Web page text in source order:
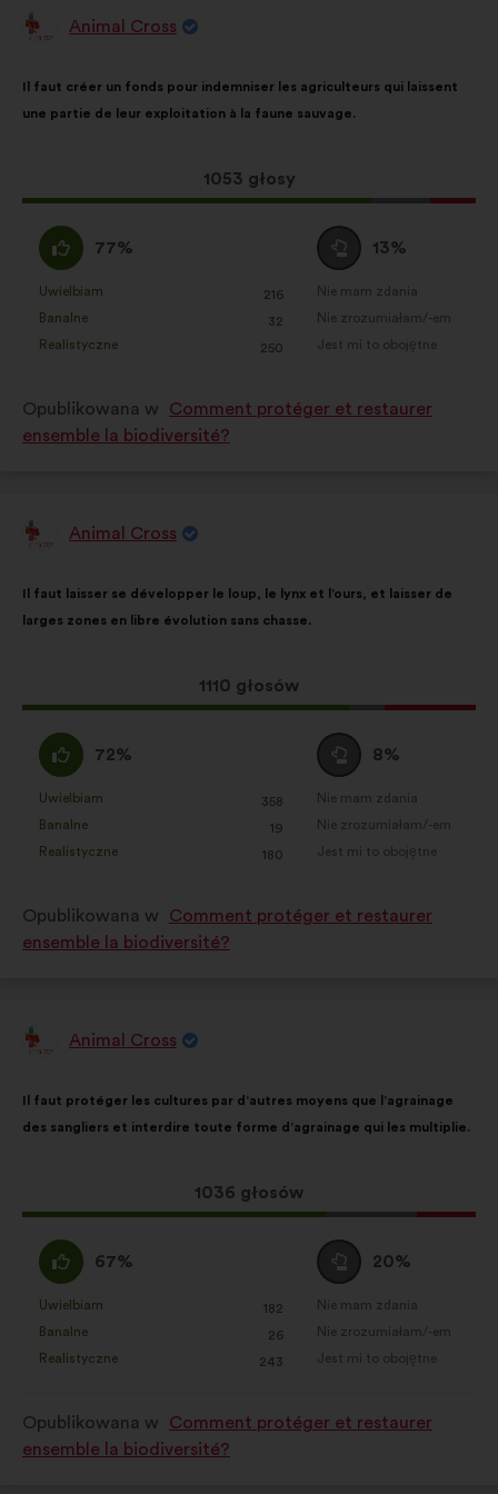
Propozycja:Animal Cross
propozycji:
Il faut créer un fonds pour indemniser les agriculteurs qui laissent
une partie de leur exploitation à la faune sauvage.
Ta
propozycja
1053 głosy
czym
głosy
następująco:
Zgadzam
się
:
77%
w
kategorii:
Uwielbiam
: 216
razy
Banalne
: 32
razy
Realistyczne
: 250
razy
Wstrzymuję
się
:
13%
w
Nie mam zdania
:razy
Nie zrozumiałam/-em
:razy
Jest mi to obojętne
:razy
Opublikowana w
Comment protéger et restaurer
ensemble la biodiversité?
Propozycja:Animal Cross
propozycji:
Il faut laisser se développer le loup, le lynx et l’ours, et laisser de
larges zones en libre évolution sans chasse.
Ta
propozycja
1110 głosów
czym
głosy
następująco:
Zgadzam
się
:
72%
w
kategorii:
Uwielbiam
: 358
razy
Banalne
: 19
razy
Realistyczne
: 180
razy
Wstrzymuję
się
:
8%
w
Nie mam zdania
:razy
Nie zrozumiałam/-em
:razy
Jest mi to obojętne
:razy
Opublikowana w
Comment protéger et restaurer
ensemble la biodiversité?
Propozycja:Animal Cross
propozycji:
Il faut protéger les cultures par d’autres moyens que l’agrainage
des sangliers et interdire toute forme d’agrainage qui les multiplie.
Ta
propozycja
1036 głosów
czym
głosy
następująco:
Zgadzam
się
:
67%
w
kategorii:
Uwielbiam
: 182
razy
Banalne
: 26
razy
Realistyczne
: 243
razy
Wstrzymuję
się
:
20%
w
Nie mam zdania
:razy
Nie zrozumiałam/-em
:razy
Jest mi to obojętne
:razy
Opublikowana w
Comment protéger et restaurer
ensemble la biodiversité?